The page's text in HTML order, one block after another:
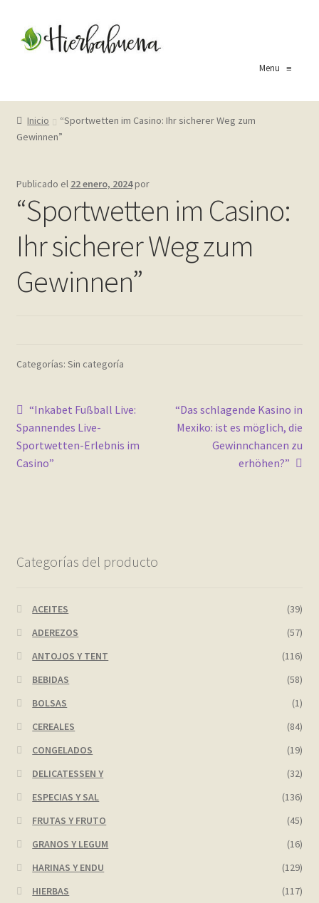
aal
Menu≡
Inicio
About Us
Carrito
Checkout
Finalizar compra
Frequently Questions
Home shop 2 – restaurant
Mi cuenta
Página de ejemplo
Sample Page
Shop
Wishlist
Inicio
“Sportwetten im Casino: Ihr sicherer Weg zum
Gewinnen”
Publicado el 22 enero, 2024por
“Sportwetten im Casino:
Ihr sicherer Weg zum
Gewinnen”
Categorías: Sin categoría
Navegación
de
entradas
Anterior:
“Inkabet Fußball Live:
Spannendes Live-
Sportwetten-Erlebnis im
Casino”
Siguiente:
“Das schlagende Kasino in
Mexiko: ist es möglich, die
Gewinnchancen zu
erhöhen?”
Categorías del producto
ACEITES
(39)
ADEREZOS
(57)
ANTOJOS Y TENT
(116)
BEBIDAS
(58)
BOLSAS
(1)
CEREALES
(84)
CONGELADOS
(19)
DELICATESSEN Y
(32)
ESPECIAS Y SAL
(136)
FRUTAS Y FRUTO
(45)
GRANOS Y LEGUM
(16)
HARINAS Y ENDU
(129)
HIERBAS
(117)